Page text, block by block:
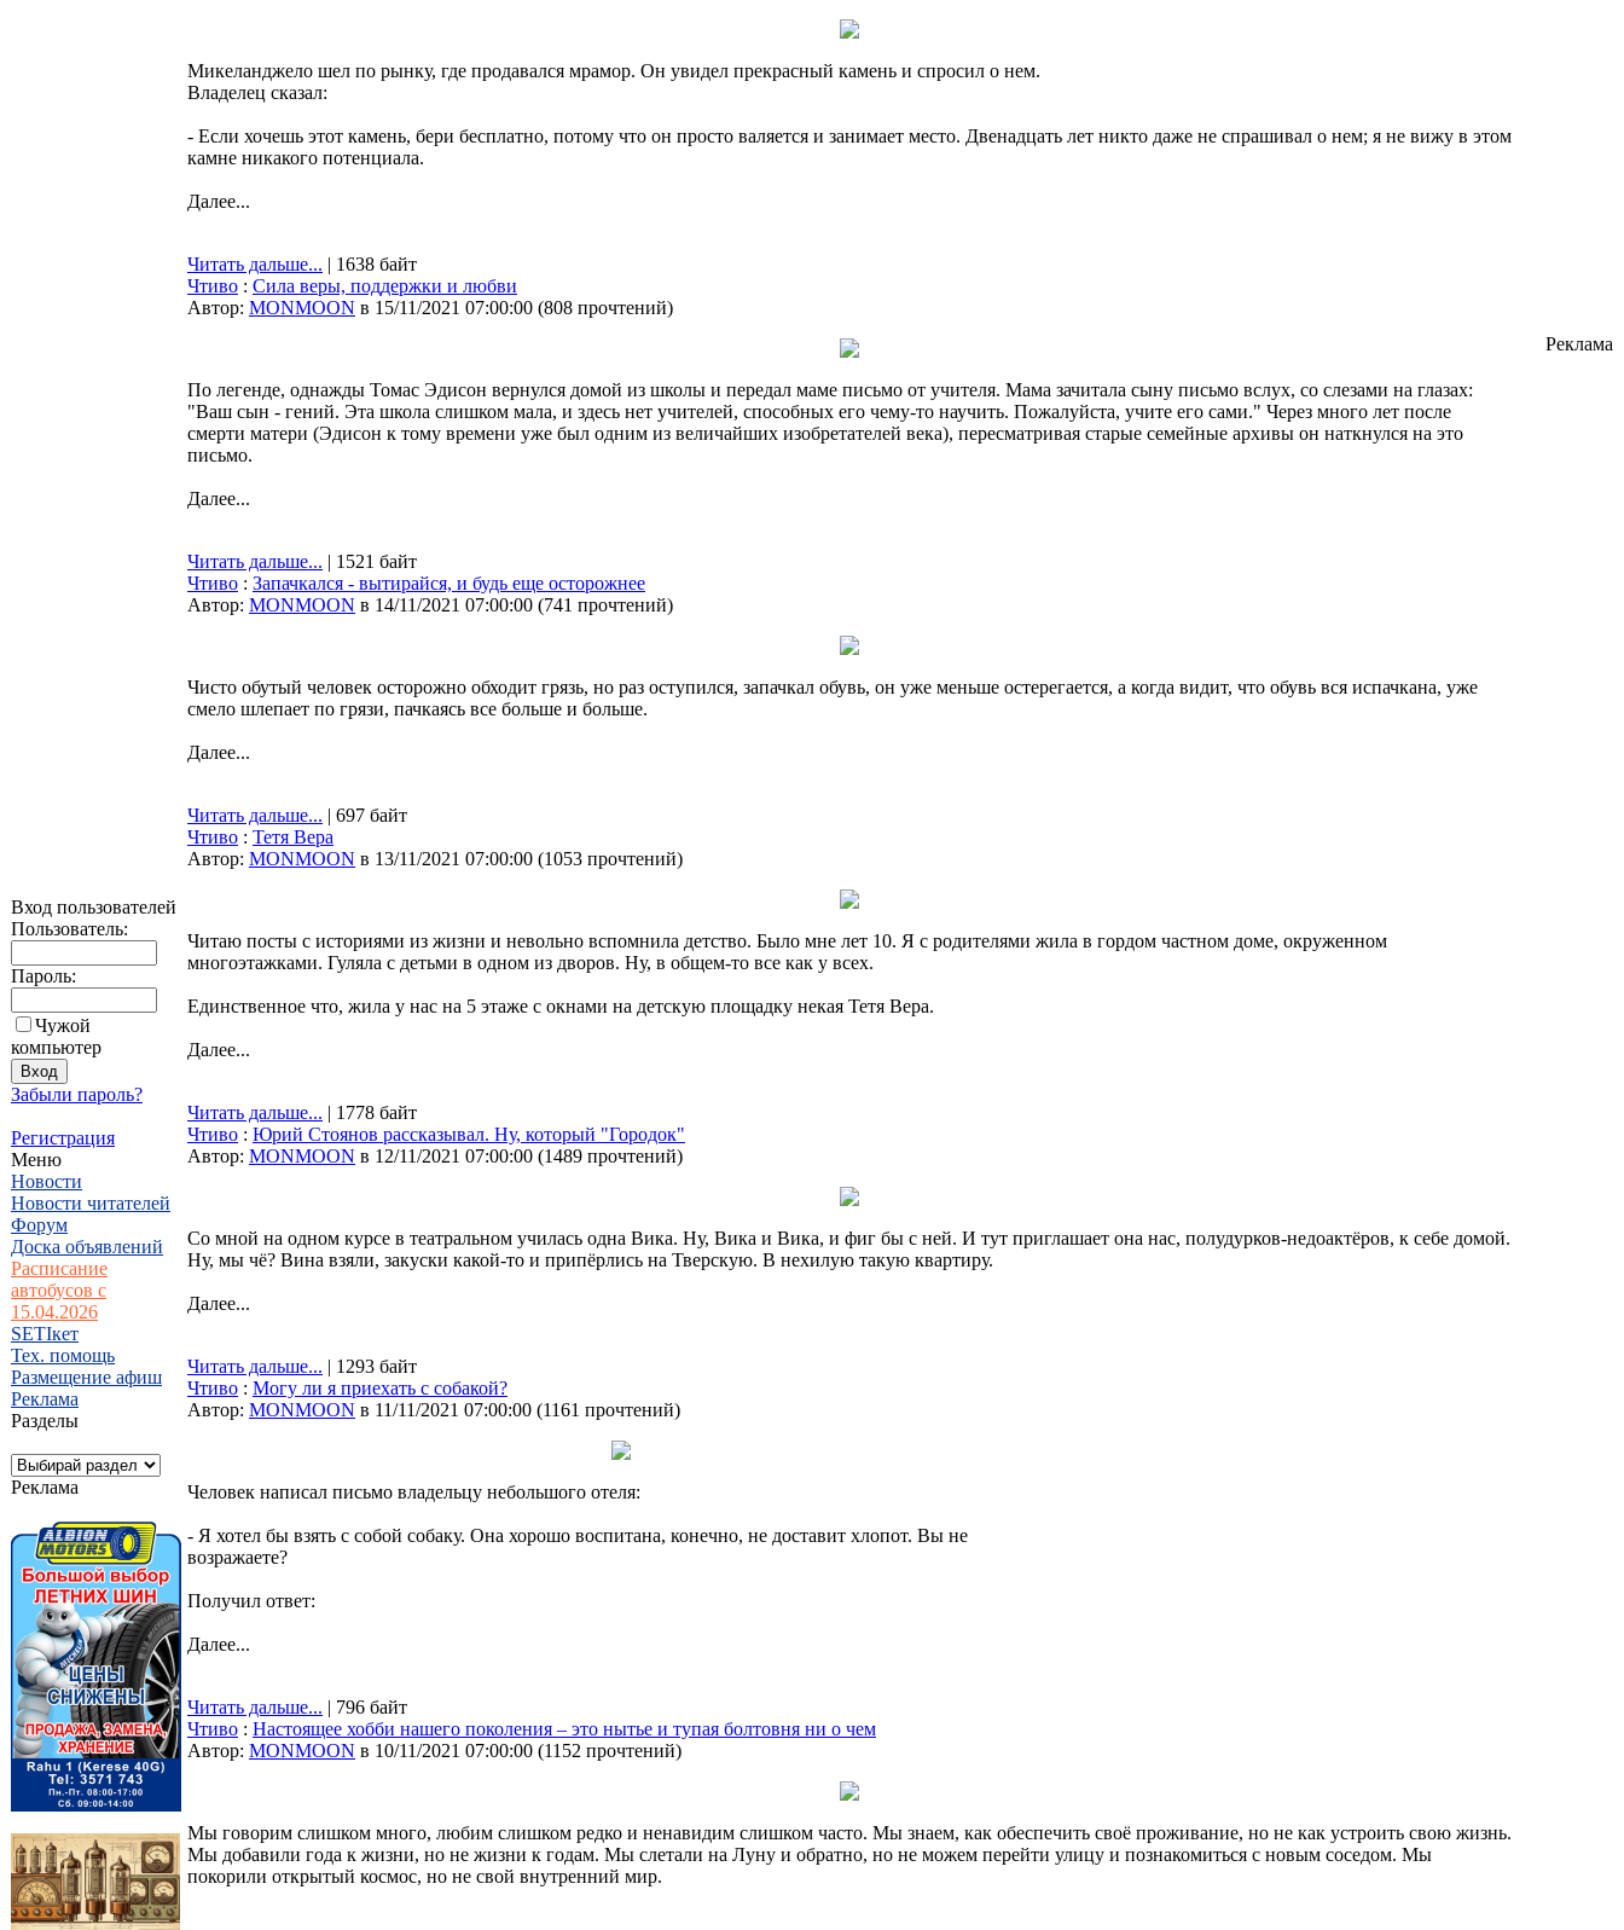
Вход пользователей
Пользователь:
Пароль:
Чужой
компьютер
Забыли пароль?
Регистрация
Меню
Новости
Новости читателей
Форум
Доска объявлений
Расписание
автобусов с
15.04.2026
SETIкет
Тех. помощь
Размещение афиш
Реклама
Разделы
Реклама
Микеланджело шел по рынку, где продавался мрамор. Он увидел прекрасный камень и спросил о нем.
Владелец сказал:
- Если хочешь этот камень, бери бесплатно, потому что он просто валяется и занимает место. Двенадцать лет никто даже не спрашивал о нем; я не вижу в этом
камне никакого потенциала.
Далее...
Читать дальше... | 1638 байт
Чтиво : Сила веры, поддержки и любви
Автор: MONMOON в 15/11/2021 07:00:00 (808 прочтений)
По легенде, однажды Томас Эдисон вернулся домой из школы и передал маме письмо от учителя. Мама зачитала сыну письмо вслух, со слезами на глазах:
"Ваш сын - гений. Эта школа слишком мала, и здесь нет учителей, способных его чему-то научить. Пожалуйста, учите его сами." Через много лет после
смерти матери (Эдисон к тому времени уже был одним из величайших изобретателей века), пересматривая старые семейные архивы он наткнулся на это
письмо.
Далее...
Читать дальше... | 1521 байт
Чтиво : Запачкался - вытирайся, и будь еще осторожнее
Автор: MONMOON в 14/11/2021 07:00:00 (741 прочтений)
Чисто обутый человек осторожно обходит грязь, но раз оступился, запачкал обувь, он уже меньше остерегается, а когда видит, что обувь вся испачкана, уже
смело шлепает по грязи, пачкаясь все больше и больше.
Далее...
Читать дальше... | 697 байт
Чтиво : Тетя Вера
Автор: MONMOON в 13/11/2021 07:00:00 (1053 прочтений)
Читаю посты с историями из жизни и невольно вспомнила детство. Было мне лет 10. Я с родителями жила в гордом частном доме, окруженном
многоэтажками. Гуляла с детьми в одном из дворов. Ну, в общем-то все как у всех.
Единственное что, жила у нас на 5 этаже с окнами на детскую площадку некая Тетя Вера.
Далее...
Читать дальше... | 1778 байт
Чтиво : Юрий Стоянов рассказывал. Ну, который "Городок"
Автор: MONMOON в 12/11/2021 07:00:00 (1489 прочтений)
Со мной на одном курсе в театральном училась одна Вика. Ну, Вика и Вика, и фиг бы с ней. И тут приглашает она нас, полудурков-недоактёров, к себе домой.
Ну, мы чё? Вина взяли, закуски какой-то и припёрлись на Тверскую. В нехилую такую квартиру.
Далее...
Читать дальше... | 1293 байт
Чтиво : Могу ли я приехать с собакой?
Автор: MONMOON в 11/11/2021 07:00:00 (1161 прочтений)
Человек написал письмо владельцу небольшого отеля:
- Я хотел бы взять с собой собаку. Она хорошо воспитана, конечно, не доставит хлопот. Вы не
возражаете?
Получил ответ:
Далее...
Читать дальше... | 796 байт
Чтиво : Настоящее хобби нашего поколения – это нытье и тупая болтовня ни о чем
Автор: MONMOON в 10/11/2021 07:00:00 (1152 прочтений)
Мы говорим слишком много, любим слишком редко и ненавидим слишком часто. Мы знаем, как обеспечить своё проживание, но не как устроить свою жизнь.
Мы добавили года к жизни, но не жизни к годам. Мы слетали на Луну и обратно, но не можем перейти улицу и познакомиться с новым соседом. Мы
покорили открытый космос, но не свой внутренний мир.
Реклама